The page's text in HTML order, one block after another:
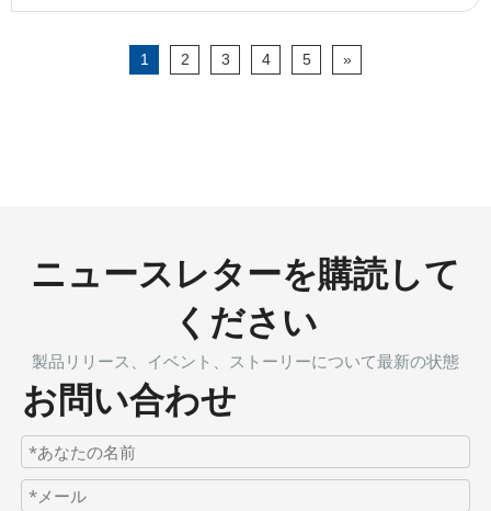
1 2 3 4 5 »
ニュースレターを購読して
ください
製品リリース、イベント、ストーリーについて最新の状態
お問い合わせ